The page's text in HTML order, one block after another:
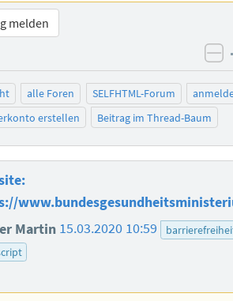
melden
alle Foren SELFHTML-Forum
erstellen
Beitrag im Thread-Baum
Martin 15.03.2020 10:59